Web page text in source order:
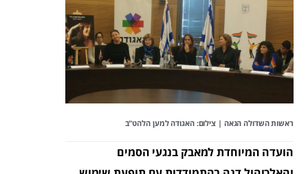
ראשות השדולה הגאה | צילום: האגודה למען הלהט"ב
הועדה המיוחדת למאבק בנגעי הסמים